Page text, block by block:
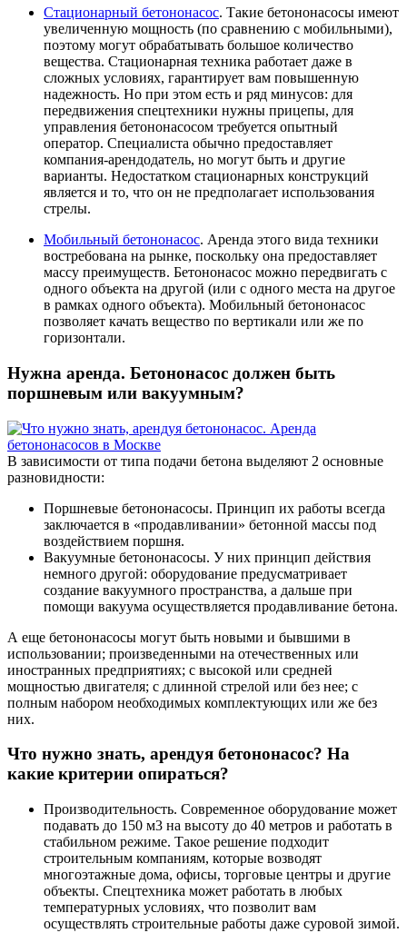
Стационарный бетононасос. Такие бетононасосы имеют
увеличенную мощность (по сравнению с мобильными),
поэтому могут обрабатывать большое количество
вещества. Стационарная техника работает даже в
сложных условиях, гарантирует вам повышенную
надежность. Но при этом есть и ряд минусов: для
передвижения спецтехники нужны прицепы, для
управления бетононасосом требуется опытный
оператор. Специалиста обычно предоставляет
компания-арендодатель, но могут быть и другие
варианты. Недостатком стационарных конструкций
является и то, что он не предполагает использования
стрелы.
Мобильный бетононасос. Аренда этого вида техники
востребована на рынке, поскольку она предоставляет
массу преимуществ. Бетононасос можно передвигать с
одного объекта на другой (или с одного места на другое
в рамках одного объекта). Мобильный бетононасос
позволяет качать вещество по вертикали или же по
горизонтали.
Нужна аренда. Бетононасос должен быть
поршневым или вакуумным?
В зависимости от типа подачи бетона выделяют 2 основные
разновидности:
Поршневые бетононасосы. Принцип их работы всегда
заключается в «продавливании» бетонной массы под
воздействием поршня.
Вакуумные бетононасосы. У них принцип действия
немного другой: оборудование предусматривает
создание вакуумного пространства, а дальше при
помощи вакуума осуществляется продавливание бетона.
А еще бетононасосы могут быть новыми и бывшими в
использовании; произведенными на отечественных или
иностранных предприятиях; с высокой или средней
мощностью двигателя; с длинной стрелой или без нее; с
полным набором необходимых комплектующих или же без
них.
Что нужно знать, арендуя бетононасос? На
какие критерии опираться?
Производительность. Современное оборудование может
подавать до 150 м3 на высоту до 40 метров и работать в
стабильном режиме. Такое решение подходит
строительным компаниям, которые возводят
многоэтажные дома, офисы, торговые центры и другие
объекты. Спецтехника может работать в любых
температурных условиях, что позволит вам
осуществлять строительные работы даже суровой зимой.